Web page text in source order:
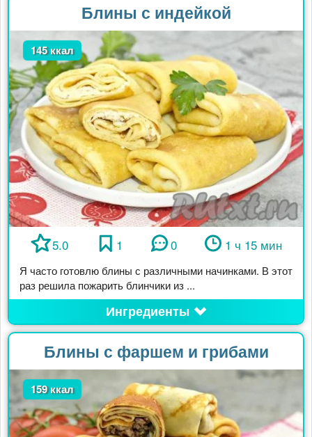
Блины с индейкой
145 ккал
5.0 1 0 1 ч 15 мин
Я часто готовлю блины с различными начинками. В этот
раз решила пожарить блинчики из ...
Ингредиенты
Блины с фаршем и грибами
159 ккал